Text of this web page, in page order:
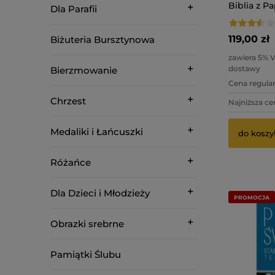
Dla Parafii
Biżuteria Bursztynowa
Bierzmowanie
Chrzest
Medaliki i Łańcuszki
Różańce
Dla Dzieci i Młodzieży
Obrazki srebrne
Pamiątki Ślubu
Biblia z
Komunii
Filmem
119,00 zł
zawiera 5%
dostawy
Cena
Najniższa
do
PROMOCJA